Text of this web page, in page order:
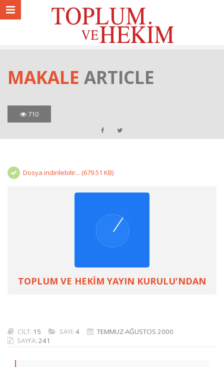
MAKALE ARTICLE
710
Dosya indirilebilir... (679.51 KB)
TOPLUM VE HEKİM YAYIN KURULU'NDAN
CİLT: 15 SAYI: 4
TEMMUZ-AĞUSTOS 2000
SAYFA: 241